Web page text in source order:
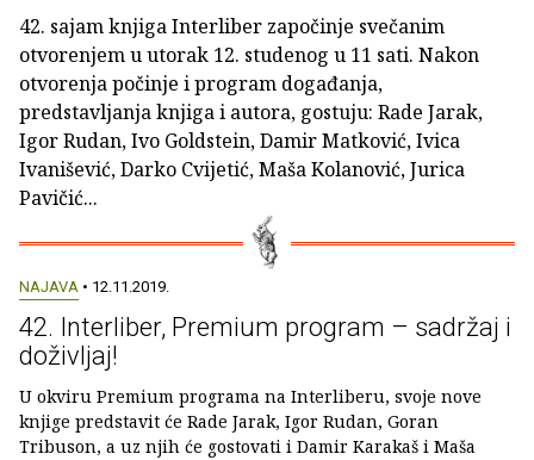
42. sajam knjiga Interliber započinje svečanim
otvorenjem u utorak 12. studenog u 11 sati. Nakon
otvorenja počinje i program događanja,
predstavljanja knjiga i autora, gostuju: Rade Jarak,
Igor Rudan, Ivo Goldstein, Damir Matković, Ivica
Ivanišević, Darko Cvijetić, Maša Kolanović, Jurica
Pavičić...
NAJAVA • 12.11.2019.
42. Interliber, Premium program – sadržaj i
doživljaj!
U okviru Premium programa na Interliberu, svoje nove
knjige predstavit će Rade Jarak, Igor Rudan, Goran
Tribuson, a uz njih će gostovati i Damir Karakaš i Maša